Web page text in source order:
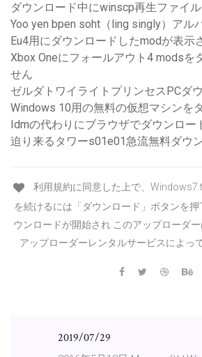
ダウンロード中にwinscp再生ファイル
Yoo yen bpen soht（ling singly）アル
Eu4用にダウンロードしたmodが表示
Xbox Oneにフォールアウト4 modsを
せん
ゼルダトワイライトプリンセスPCダ
Windows 10用の無料の仮想マシンを
Idmの代わりにブラウザでダウンロー
迫り来るタワーs01e01急流無料ダウ
利用規約に同意した上で、
を続けるには「ダウンロード」ボタンを
ウンロードが開始され このアップローダ
アップローダーレンタルサービスによっ
2019/07/29